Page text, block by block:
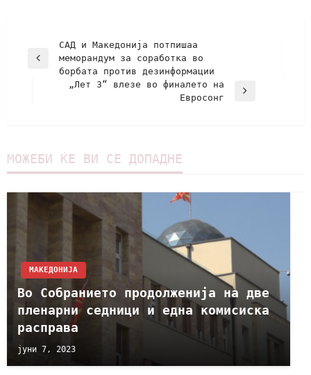
САД и Македонија потпишаа
меморандум за соработка во
борбата против дезинформации
„Лет 3“ влезе во финалето на
Евросонг
МОЖЕБИ ЌЕ ВИ СЕ ДОПАДНЕ
МАКЕДОНИЈА
Во Собранието продолженија на две
пленарни седници и една комисиска
расправа
јуни 7, 2023